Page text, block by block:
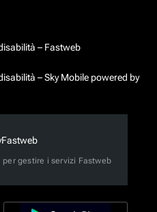
– Fastweb
– Sky Mobile powered by
gestire i servizi Fastweb